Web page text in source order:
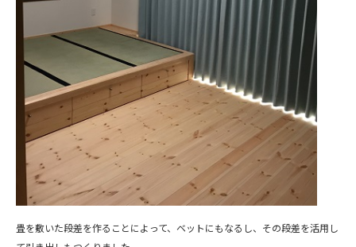
畳を敷いた段差を作ることによって、ベットにもなるし、その段差を活用し